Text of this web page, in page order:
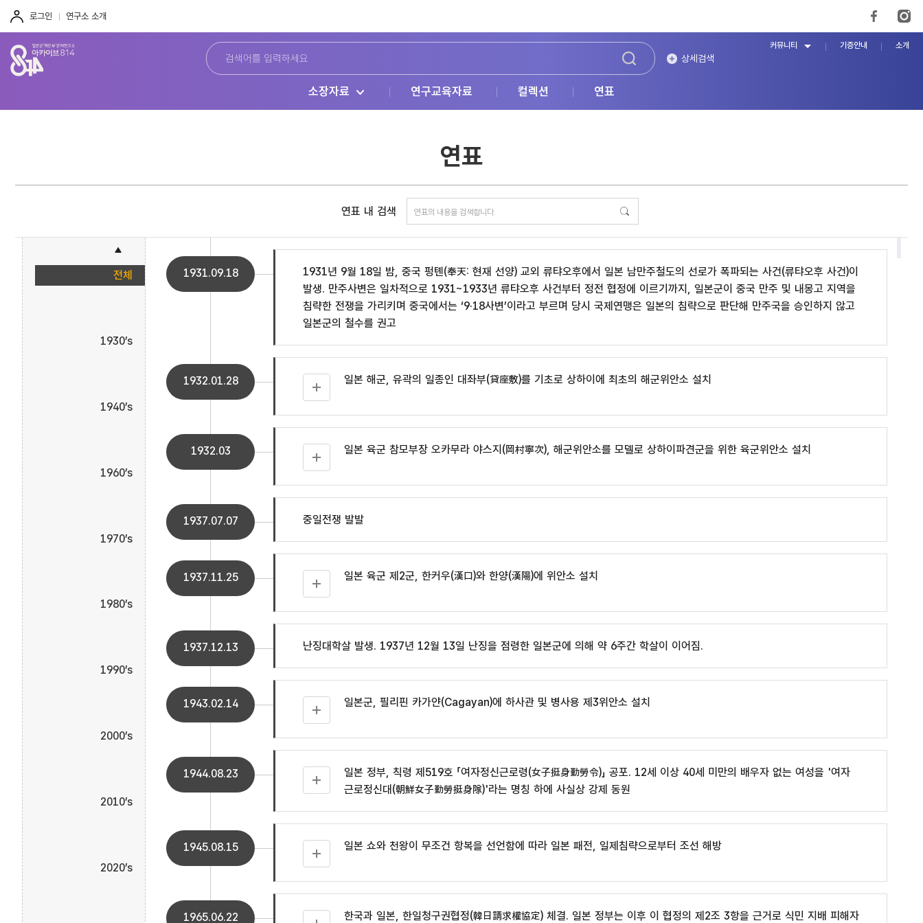
로그인 연구소 소개
상세검색
소장자료 연구교육자료 컬렉션 연표
커뮤니티 기증안내 소개
연표
연표 내 검색
전체
1930’s
1940’s
1960’s
1970’s
1980’s
1990’s
2000’s
2010’s
2020’s
1931.09.18
1931년 9월 18일 밤, 중국 펑톈(奉天: 현재 선양) 교외 류탸오후에서 일본 남만주철도의 선로가 폭파되는 사건(류탸오후 사건)이
발생. 만주사변은 일차적으로 1931~1933년 류탸오후 사건부터 정전 협정에 이르기까지, 일본군이 중국 만주 및 내몽고 지역을
침략한 전쟁을 가리키며 중국에서는 ‘9·18사변’이라고 부르며 당시 국제연맹은 일본의 침략으로 판단해 만주국을 승인하지 않고
일본군의 철수를 권고
1932.01.28 일본 해군, 유곽의 일종인 대좌부(貸座敷)를 기초로 상하이에 최초의 해군위안소 설치
1932.03 일본 육군 참모부장 오카무라 야스지(岡村寧次), 해군위안소를 모델로 상하이파견군을 위한 육군위안소 설치
1937.07.07 중일전쟁 발발
1937.11.25 일본 육군 제2군, 한커우(漢口)와 한양(漢陽)에 위안소 설치
1937.12.13 난징대학살 발생. 1937년 12월 13일 난징을 점령한 일본군에 의해 약 6주간 학살이 이어짐.
1943.02.14 일본군, 필리핀 카가얀(Cagayan)에 하사관 및 병사용 제3위안소 설치
1944.08.23
일본 정부, 칙령 제519호 「여자정신근로령(女子挺身勤勞令)」 공포. 12세 이상 40세 미만의 배우자 없는 여성을 '여자
근로정신대(朝鮮女子勤勞挺身隊)'라는 명칭 하에 사실상 강제 동원
1945.08.15 일본 쇼와 천왕이 무조건 항복을 선언함에 따라 일본 패전, 일제침략으로부터 조선 해방
1965.06.22 한국과 일본, 한일청구권협정(韓日請求權協定) 체결. 일본 정부는 이후 이 협정의 제2조 3항을 근거로 식민 지배 피해자